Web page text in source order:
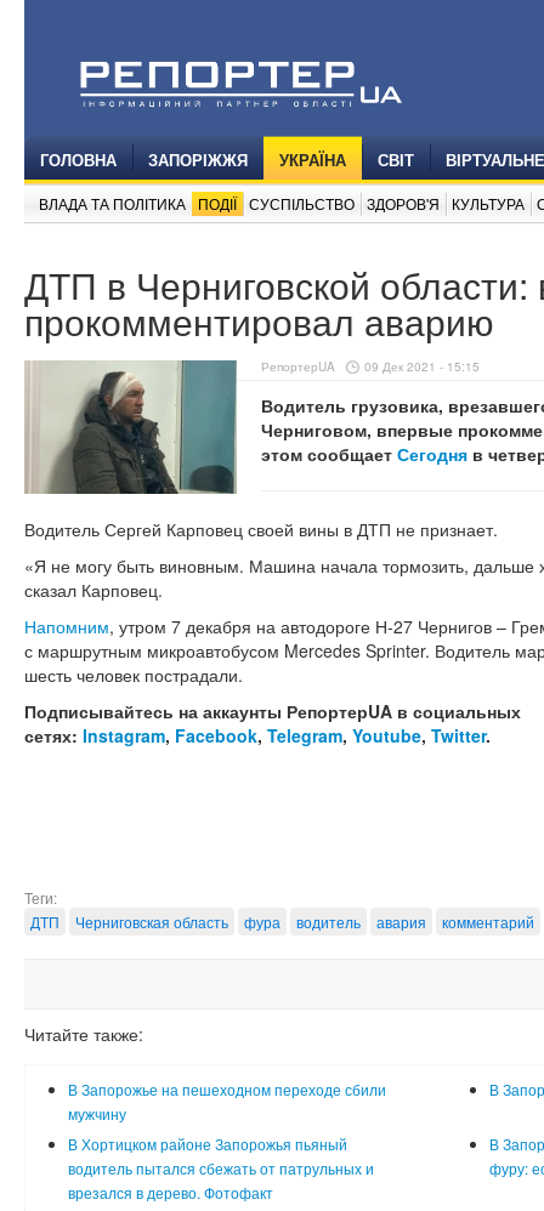
ГОЛОВНА ЗАПОРІЖЖЯ УКРАЇНА СВІТ
ВЛАДА ТА ПОЛІТИКА ПОДІЇ СУСПІЛЬСТВО ЗДОРОВ'Я КУЛЬТУРА
ДТП в Черниговской
прокомментировал аварию
РепортерUA 09 Дек 2021 - 15:15
Водитель грузовика,
Черниговом, впервые
этом сообщает Сегодня в
Водитель Сергей Карповец своей вины в ДТП не признает.
«Я не могу быть виновным. Машина начала тормозить,
сказал Карповец.
Напомним, утром 7 декабря на автодороге Н-27 Чернигов –
с маршрутным микроавтобусом Mercedes Sprinter. Водитель
шесть человек пострадали.
Подписывайтесь на аккаунты РепортерUA в социальных
сетях: Instagram, Facebook, Telegram, Youtube, Twitter.
Теги:
ДТП
Черниговская область фура водитель авария комментарий
Читайте также:
В Запорожье на пешеходном переходе сбили
мужчину
В
В Хортицком районе Запорожья пьяный
водитель пытался сбежать от патрульных и
врезался в дерево. Фотофакт
В
фуру: